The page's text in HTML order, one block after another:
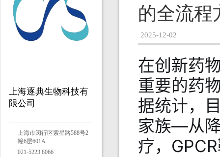
上海逐典生物科技有
限公司
上海市闵行区紫星路588号2
幢6层601A
021-5223 8066
的全流程
2025-12-02
在创新药
重要的药
据统计，
家族—从
疗，